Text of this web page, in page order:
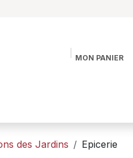
MON PANIER
des Jardins Epicerie